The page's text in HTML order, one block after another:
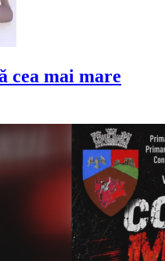
cea mai mare